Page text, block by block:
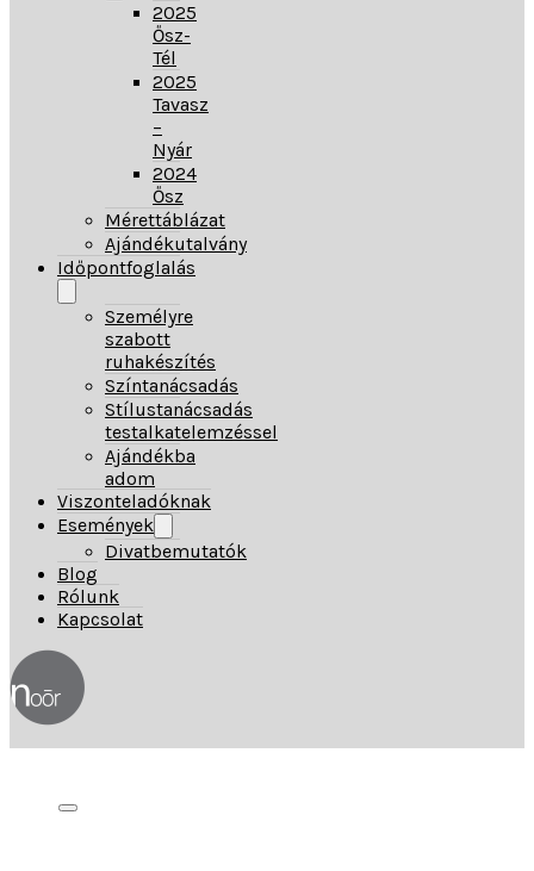
2025
Ősz-
Tél
2025
Tavasz
–
Nyár
2024
Ősz
Mérettáblázat
Ajándékutalvány
Időpontfoglalás
Személyre
szabott
ruhakészítés
Színtanácsadás
Stílustanácsadás
testalkatelemzéssel
Ajándékba
adom
Viszonteladóknak
Események
Divatbemutatók
Blog
Rólunk
Kapcsolat